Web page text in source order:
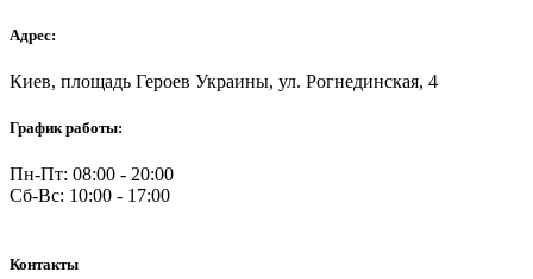
Адрес:
Киев, площадь Героев Украины, ул. Рогнединская, 4
График работы:
Пн-Пт: 08:00 - 20:00
Сб-Вс: 10:00 - 17:00
Контакты